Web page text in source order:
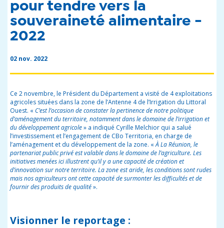
pour tendre vers la
souveraineté alimentaire -
2022
02 nov. 2022
Ce 2 novembre, le Président du Département a visité de 4 exploitations
agricoles situées dans la zone de l’Antenne 4 de l’Irrigation du Littoral
Ouest. « C’est l’occasion de constater la pertinence de notre politique
d’aménagement du territoire, notamment dans le domaine de l’irrigation et
du développement agricole» a indiqué Cyrille Melchior qui a salué
l’investissement et l’engagement de CBo Territoria, en charge de
l’aménagement et du développement de la zone. «À La Réunion, le
partenariat public privé est valable dans le domaine de l’agriculture. Les
initiatives menées ici illustrent qu’il y a une capacité de création et
d’innovation sur notre territoire. La zone est aride, les conditions sont rudes
mais nos agriculteurs ont cette capacité de surmonter les difficultés et de
fournir des produits de qualité».
Visionner le reportage :